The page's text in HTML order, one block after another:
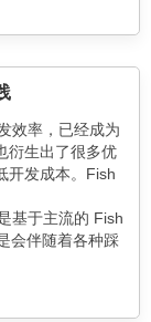
效率，已经成为
衍生出了很多优
开发成本。Fish
基于主流的 Fish
会伴随着各种踩
总结了一些经